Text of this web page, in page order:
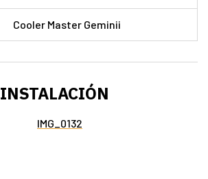
Cooler Master Geminii
INSTALACIÓN